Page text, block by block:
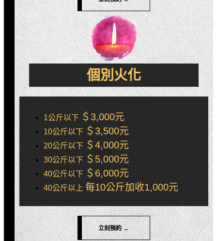
個別火化
1公斤以下 ＄3,000元
10公斤以下 ＄3,500元
20公斤以下 ＄4,000元
30公斤以下 ＄5,000元
40公斤以下 ＄6,000元
40公斤以上 每10公斤加收1,000元
立刻預約 →